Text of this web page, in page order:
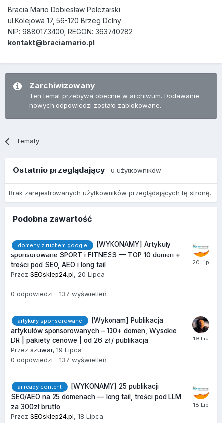
Bracia Mario Dobiesław Pelczarski
ul.Kolejowa 17, 56-120 Brzeg Dolny
NIP: 9880173400; REGON: 363740282
kontakt@braciamario.pl
Zarchiwizowany
Ten temat przebywa obecnie w archiwum. Dodawanie
nowych odpowiedzi zostało zablokowane.
Tematy
Ostatnio przeglądający 0 użytkowników
Brak zarejestrowanych użytkowników przeglądających tę stronę.
Podobna zawartość
domeny z ruchem google
[WYKONAMY] Artykuły
sponsorowane SPORT i FITNESS — TOP 10 domen +
treści pod SEO, AEO i long tail
Przez SEOsklep24.pl, 20 Lipca
0 odpowiedzi 137 wyświetleń
artykuły sponsorowane
[Wykonam] Publikacja
artykułów sponsorowanych – 130+ domen, Wysokie
DR | pakiety cenowe | od 26 zł / publikacja
Przez szuwar, 19 Lipca
0 odpowiedzi 137 wyświetleń
ai ready content
[WYKONAMY] 25 publikacji
SEO/AEO na 25 domenach — long tail, treści pod LLM
za 300zł brutto
Przez SEOsklep24.pl, 18 Lipca